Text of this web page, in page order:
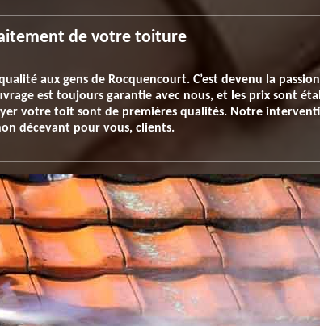
de votre toiture
aux gens de Rocquencourt. C’est devenu la
est toujours garantie avec nous, et les prix sont
votre toit sont de premières qualités. Notre
décevant pour vous, clients.